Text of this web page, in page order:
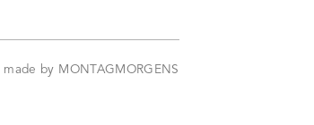
by MONTAGMORGENS